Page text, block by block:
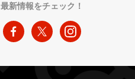
最新情報をチェック！